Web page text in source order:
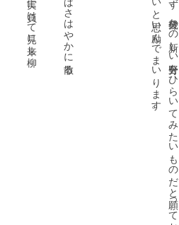
に負けて見に来し柳